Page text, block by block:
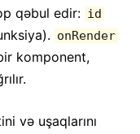
qəbul edir: id
onRender
komponent,
və uşaqlarını